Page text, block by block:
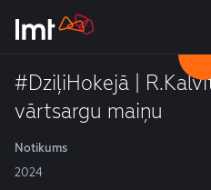
#DziļiHokejā |
vārtsargu maiņu
Notikums
2024